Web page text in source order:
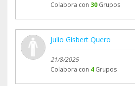
Colabora con 30 Grupos
Julio Gisbert Quero
21/8/2025
Colabora con 4 Grupos